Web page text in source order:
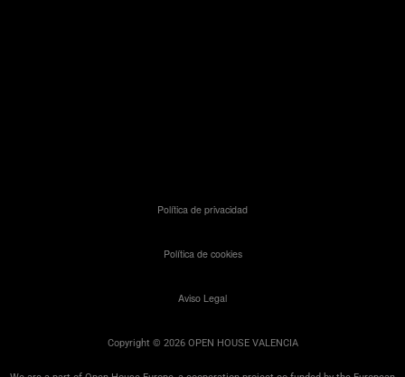
Política de privacidad
Política de cookies
Aviso Legal
Copyright © 2026 OPEN HOUSE VALENCIA